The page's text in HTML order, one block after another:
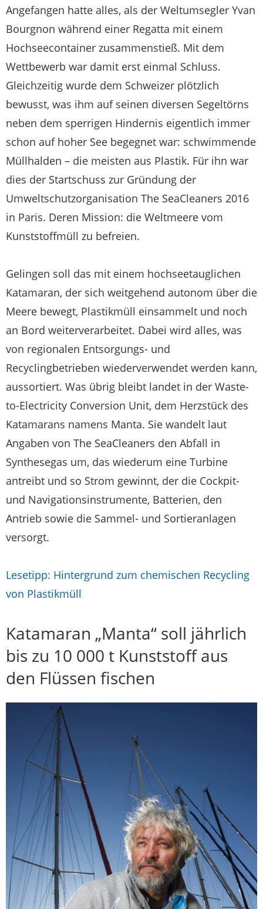
Angefangen hatte alles, als der Weltumsegler Yvan
Bourgnon während einer Regatta mit einem
Hochseecontainer zusammenstieß. Mit dem
Wettbewerb war damit erst einmal Schluss.
Gleichzeitig wurde dem Schweizer plötzlich
bewusst, was ihm auf seinen diversen Segeltörns
neben dem sperrigen Hindernis eigentlich immer
schon auf hoher See begegnet war: schwimmende
Müllhalden – die meisten aus Plastik. Für ihn war
dies der Startschuss zur Gründung der
Umweltschutzorganisation The SeaCleaners 2016
in Paris. Deren Mission: die Weltmeere vom
Kunststoffmüll zu befreien.
Gelingen soll das mit einem hochseetauglichen
Katamaran, der sich weitgehend autonom über die
Meere bewegt, Plastikmüll einsammelt und noch
an Bord weiterverarbeitet. Dabei wird alles, was
von regionalen Entsorgungs- und
Recyclingbetrieben wiederverwendet werden kann,
aussortiert. Was übrig bleibt landet in der Waste-
to-Electricity Conversion Unit, dem Herzstück des
Katamarans namens Manta. Sie wandelt laut
Angaben von The SeaCleaners den Abfall in
Synthesegas um, das wiederum eine Turbine
antreibt und so Strom gewinnt, der die Cockpit-
und Navigationsinstrumente, Batterien, den
Antrieb sowie die Sammel- und Sortieranlagen
versorgt.
Lesetipp: Hintergrund zum chemischen Recycling
von Plastikmüll
Katamaran „Manta“ soll jährlich
bis zu 10 000 t Kunststoff aus
den Flüssen fischen